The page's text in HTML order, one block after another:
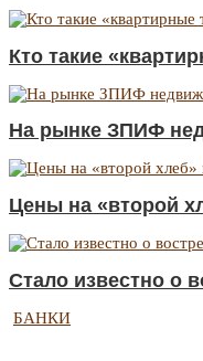
Кто такие
На рынке ЗПИФ
Цены на «второй
Стало известно о
БАНКИ